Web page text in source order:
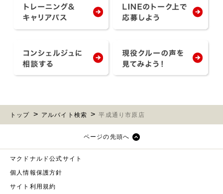
トップ アルバイト検索 平成通り市原店
ページの先頭へ
マクドナルド公式サイト
個人情報保護方針
サイト利用規約